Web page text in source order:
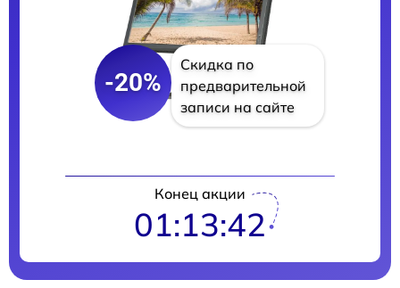
-20%
Скидка по
предварительной
записи на сайте
Конец акции
01:13:41